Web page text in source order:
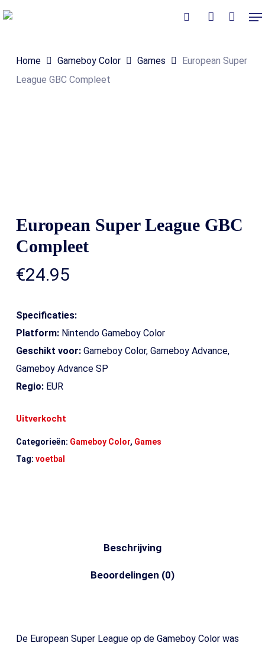
Skip
content
Home Gameboy Color Games
European Super
League GBC Compleet
European Super League GBC
Compleet
€24.95
Specificaties:
Platform:Nintendo Gameboy Color
Geschikt voor:Gameboy Color, Gameboy Advance,
Gameboy Advance SP
Regio:EUR
Uitverkocht
Categorieën: Gameboy Color, Games
Tag: voetbal
Beschrijving
Beoordelingen (0)
De European Super League op de Gameboy Color was